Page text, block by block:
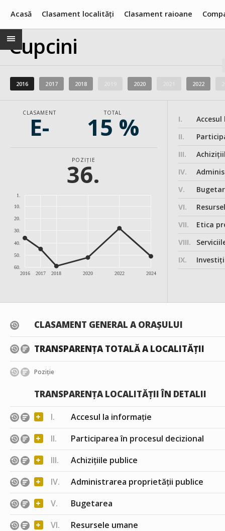
Acasă Clasament localități Clasament raioane
Cupcini
2016 2017 2018 2020 2022
CLASAMENT
E- TOTAL
15 %
POZIȚIE
36.
2016 2017 2018 2020 2022 2024
1.
10.
20.
30.
40.
50.
60.
I.
II.
III.
IV.
V.
VI.
VII.
Etica
VIII.
IX.
Investițiile,
CLASAMENT GENERAL A ORAȘULUI
TRANSPARENȚA TOTALĂ A LOCALITĂȚII
Poziție
TRANSPARENȚA LOCALITĂȚII ÎN DETALII
+
I. Accesul la informație
+ II. Participarea în procesul decizional
+ III. Achizițiile publice
+ IV. Administrarea proprietății publice
+ V. Bugetarea
+ VI. Resursele umane